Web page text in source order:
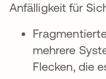
Anfälligkeit für
mehrere
Flecken, die